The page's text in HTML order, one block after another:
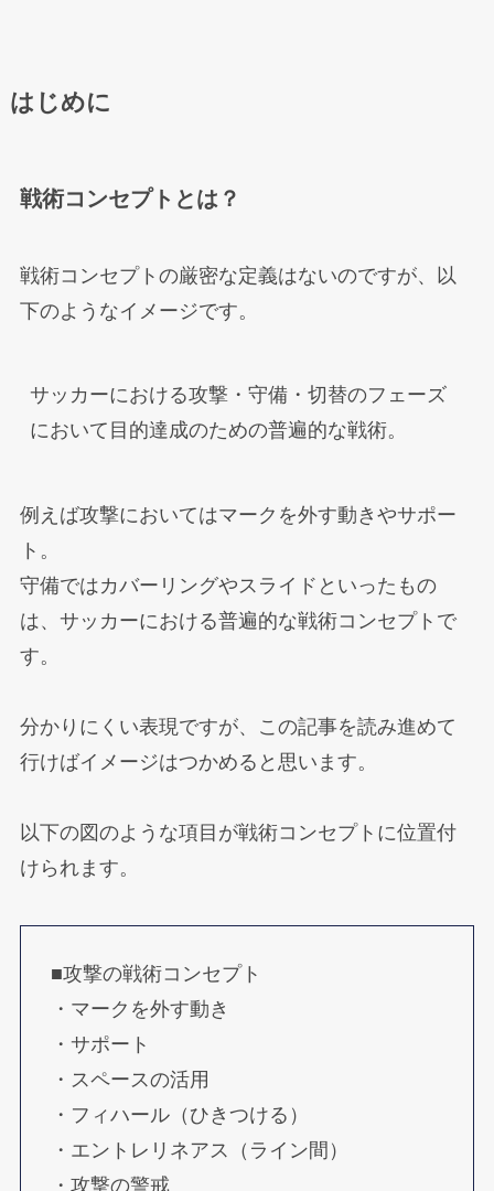
はじめに
戦術コンセプトとは？
戦術コンセプトの厳密な定義はないのですが、以
下のようなイメージです。
サッカーにおける攻撃・守備・切替のフェーズ
において目的達成のための普遍的な戦術。
例えば攻撃においてはマークを外す動きやサポー
ト。
守備ではカバーリングやスライドといったもの
は、サッカーにおける普遍的な戦術コンセプトで
す。
分かりにくい表現ですが、この記事を読み進めて
行けばイメージはつかめると思います。
以下の図のような項目が戦術コンセプトに位置付
けられます。
■攻撃の戦術コンセプト
・マークを外す動き
・サポート
・スペースの活用
・フィハール（ひきつける）
・エントレリネアス（ライン間）
・攻撃の警戒